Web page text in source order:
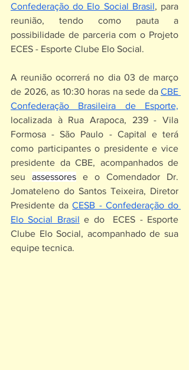
Confederação do Elo Social Brasil, para
reunião, tendo como pauta a
possibilidade de parceria com o Projeto
ECES - Esporte Clube Elo Social.
A reunião ocorrerá no dia 03 de março
de 2026, as 10:30 horas na sede da CBE
Confederação Brasileira de Esporte,
localizada à Rua Arapoca, 239 - Vila
Formosa - São Paulo - Capital e terá
como participantes o presidente e vice
presidente da CBE, acompanhados de
seu assessores e o Comendador Dr.
Jomateleno do Santos Teixeira, Diretor
Presidente da CESB - Confederação do
Elo Social Brasil e do  ECES - Esporte
Clube Elo Social, acompanhado de sua
equipe tecnica.